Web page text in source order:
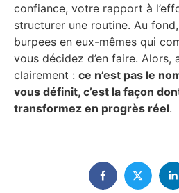
confiance, votre rapport à
structurer une routine. Au
burpees en eux-mêmes qui
vous décidez d’en faire. Alors,
clairement : ce n’est pas le
vous définit, c’est la façon
transformez en progrès réel.